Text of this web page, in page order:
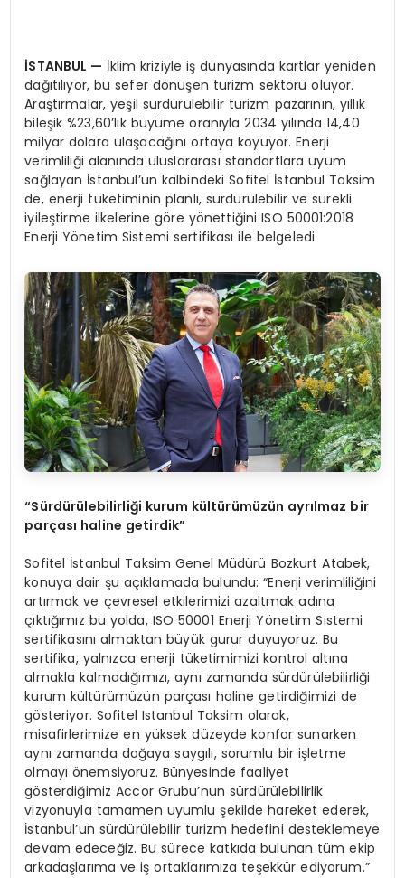
İSTANBUL — İklim kriziyle iş dünyasında kartlar yeniden
dağıtılıyor, bu sefer dönüşen turizm sektörü oluyor.
Araştırmalar, yeşil sürdürülebilir turizm pazarının, yıllık
bileşik %23,60’lık büyüme oranıyla 2034 yılında 14,40
milyar dolara ulaşacağını ortaya koyuyor. Enerji
verimliliği alanında uluslararası standartlara uyum
sağlayan İstanbul’un kalbindeki Sofitel İstanbul Taksim
de, enerji tüketiminin planlı, sürdürülebilir ve sürekli
iyileştirme ilkelerine göre yönettiğini ISO 50001:2018
Enerji Yönetim Sistemi sertifikası ile belgeledi.
“Sürdürülebilirliği kurum kültürümüzün ayrılmaz bir
parçası haline getirdik”
Sofitel İstanbul Taksim Genel Müdürü Bozkurt Atabek,
konuya dair şu açıklamada bulundu: “Enerji verimliliğini
artırmak ve çevresel etkilerimizi azaltmak adına
çıktığımız bu yolda, ISO 50001 Enerji Yönetim Sistemi
sertifikasını almaktan büyük gurur duyuyoruz. Bu
sertifika, yalnızca enerji tüketimimizi kontrol altına
almakla kalmadığımızı, aynı zamanda sürdürülebilirliği
kurum kültürümüzün parçası haline getirdiğimizi de
gösteriyor. Sofitel Istanbul Taksim olarak,
misafirlerimize en yüksek düzeyde konfor sunarken
aynı zamanda doğaya saygılı, sorumlu bir işletme
olmayı önemsiyoruz. Bünyesinde faaliyet
gösterdiğimiz Accor Grubu’nun sürdürülebilirlik
vizyonuyla tamamen uyumlu şekilde hareket ederek,
İstanbul’un sürdürülebilir turizm hedefini desteklemeye
devam edeceğiz. Bu sürece katkıda bulunan tüm ekip
arkadaşlarıma ve iş ortaklarımıza teşekkür ediyorum.”